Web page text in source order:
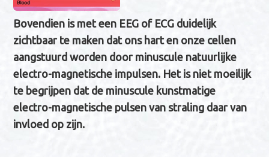
Bovendien is met een EEG of ECG duidelijk
zichtbaar te maken dat ons hart en onze cellen
aangstuurd worden door minuscule natuurlijke
electro-magnetische impulsen. Het is niet moeilijk
te begrijpen dat de minuscule kunstmatige
electro-magnetische pulsen van straling daar van
invloed op zijn.